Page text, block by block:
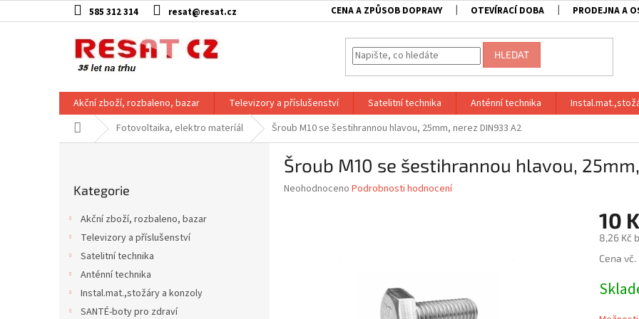
na
585 312 314 resat@resat.cz CENA A ZPŮSOB DOPRAVY OTEVÍRACÍ DOBA PRODEJNA A
HLEDAT
Akční zboží, rozbaleno, bazar Televizory a příslušenství Satelitní technika Anténní technika
Domů Fotovoltaika, elektro materíál Šroub M10 se šestihrannou hlavou, 25mm, nerez DIN933 A2
kategorie
Kategorie
Akční zboží, rozbaleno, bazar
Televizory a příslušenství
Satelitní technika
Anténní technika
Instal.mat.,stožáry a konzoly
SANTÉ-boty pro zdraví
Šroub M10 se šestihrannou hlavou,
Průměrné
Neohodnoceno Podrobnosti hodnocení
10
8,26 Kč
Měrná
Cena